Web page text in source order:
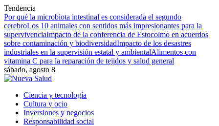
Tendencia
Por qué la microbiota intestinal es considerada el segundo
cerebroLos 10 animales con sentidos más impresionantes para la
supervivenciaImpacto de la conferencia de Estocolmo en acuerdos
sobre contaminación y biodiversidadImpacto de los desastres
industriales en la supervisión estatal y ambientalAlimentos con
vitamina C para la reparación de tejidos y salud general
sábado, agosto 8
Ciencia y tecnología
Cultura y ocio
Inversiones y negocios
Responsabilidad social